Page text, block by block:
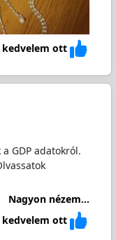
kedvelem ott
GDP adatokról.
Nagyon nézem...
kedvelem ott